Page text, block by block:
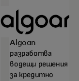
Algoan
разработва
водещи решения
за кредитно